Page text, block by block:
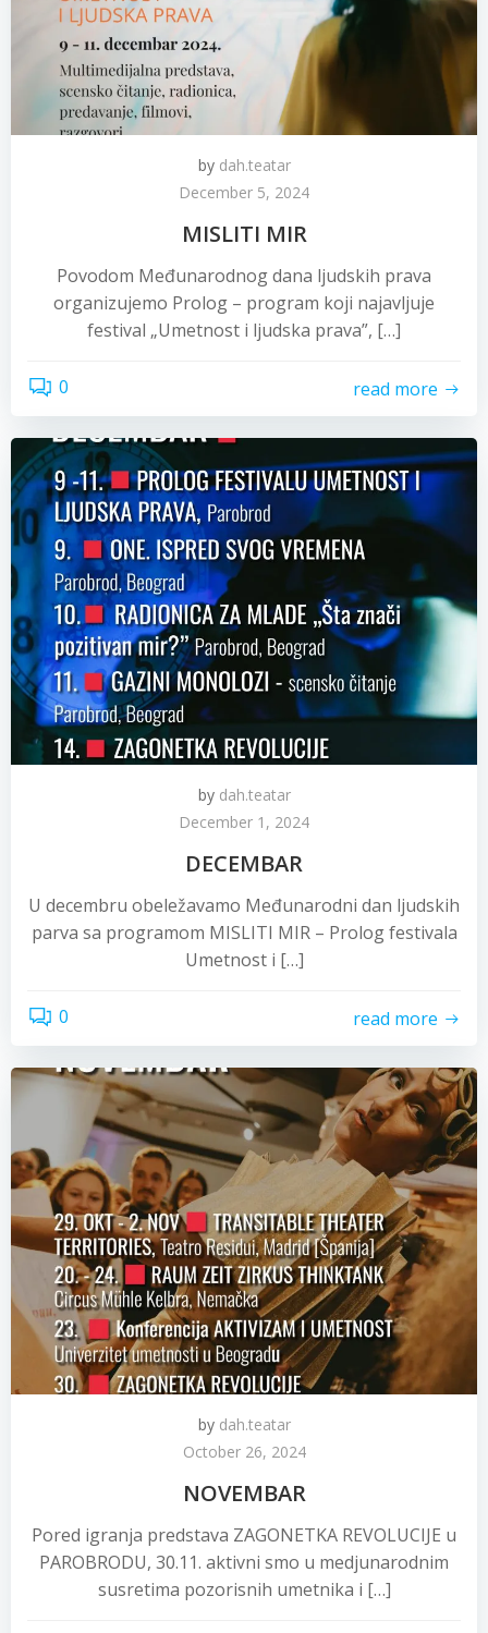
by dah.teatar
December 5, 2024
MISLITI MIR
Povodom Međunarodnog dana ljudskih prava
organizujemo Prolog – program koji najavljuje
festival „Umetnost i ljudska prava”, […]
0 read more
by dah.teatar
December 1, 2024
DECEMBAR
U decembru obeležavamo Međunarodni dan ljudskih
parva sa programom MISLITI MIR – Prolog festivala
Umetnost i […]
0 read more
by dah.teatar
October 26, 2024
NOVEMBAR
Pored igranja predstava ZAGONETKA REVOLUCIJE u
PAROBRODU, 30.11. aktivni smo u medjunarodnim
susretima pozorisnih umetnika i […]